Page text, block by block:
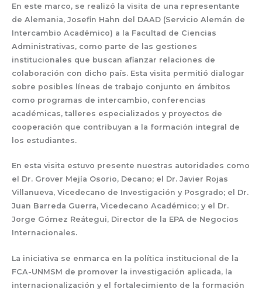
En este marco, se realizó la visita de una representante
de Alemania, Josefin Hahn del DAAD (Servicio Alemán de
Intercambio Académico) a la Facultad de Ciencias
Administrativas, como parte de las gestiones
institucionales que buscan afianzar relaciones de
colaboración con dicho país. Esta visita permitió dialogar
sobre posibles líneas de trabajo conjunto en ámbitos
como programas de intercambio, conferencias
académicas, talleres especializados y proyectos de
cooperación que contribuyan a la formación integral de
los estudiantes.
En esta visita estuvo presente nuestras autoridades como
el Dr. Grover Mejía Osorio, Decano; el Dr. Javier Rojas
Villanueva, Vicedecano de Investigación y Posgrado; el Dr.
Juan Barreda Guerra, Vicedecano Académico; y el Dr.
Jorge Gómez Reátegui, Director de la EPA de Negocios
Internacionales.
La iniciativa se enmarca en la política institucional de la
FCA-UNMSM de promover la investigación aplicada, la
internacionalización y el fortalecimiento de la formación